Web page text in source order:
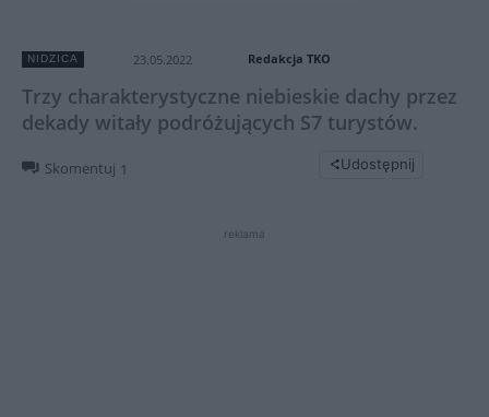
NIDZICA 23.05.2022 Redakcja TKO
Trzy charakterystyczne niebieskie dachy przez
dekady witały podróżujących S7 turystów.
Skomentuj 1 Udostępnij
reklama